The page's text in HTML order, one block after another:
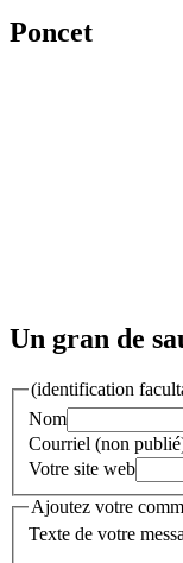
Poncet
Un gran de
(identification
Nom
Courriel (non
Votre site web
Ajoutez votre
Texte de votre